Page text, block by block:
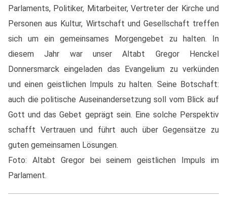
Parlaments, Politiker, Mitarbeiter, Vertreter der Kirche und
Personen aus Kultur, Wirtschaft und Gesellschaft treffen
sich um ein gemeinsames Morgengebet zu halten. In
diesem Jahr war unser Altabt Gregor Henckel
Donnersmarck eingeladen das Evangelium zu verkünden
und einen geistlichen Impuls zu halten. Seine Botschaft:
auch die politische Auseinandersetzung soll vom Blick auf
Gott und das Gebet geprägt sein. Eine solche Perspektiv
schafft Vertrauen und führt auch über Gegensätze zu
guten gemeinsamen Lösungen.
Foto: Altabt Gregor bei seinem geistlichen Impuls im
Parlament.